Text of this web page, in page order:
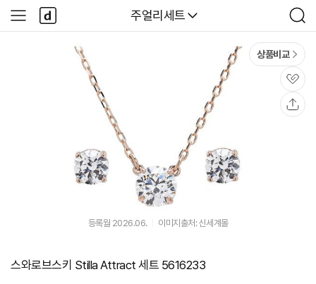
다나와
주얼리세트
검
색
사
이
다
나
와
상품비교
관
심
등록월 2026.06. 이미지출처: 신세계몰
스와로브스키 Stilla Attract 세트 5616233